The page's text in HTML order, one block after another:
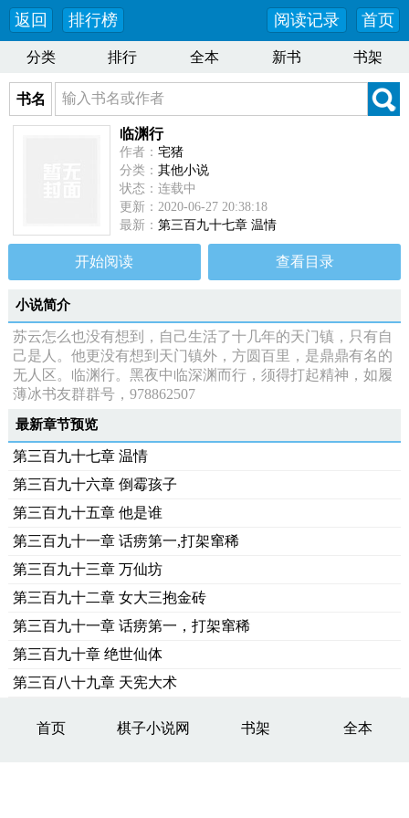
返回 排行榜 首页
阅读记录
分类 排行 全本 新书 书架
书名
临渊行
作者： 宅猪
分类： 其他小说
状态：连载中
更新：2020-06-27 20:38:18
最新： 第三百九十七章 温情
开始阅读 查看目录
小说简介
苏云怎么也没有想到，自己生活了十几年的天门镇，只有自
己是人。他更没有想到天门镇外，方圆百里，是鼎鼎有名的
无人区。临渊行。黑夜中临深渊而行，须得打起精神，如履
薄冰书友群群号，978862507
最新章节预览
第三百九十七章 温情
第三百九十六章 倒霉孩子
第三百九十五章 他是谁
第三百九十一章 话痨第一,打架窜稀
第三百九十三章 万仙坊
第三百九十二章 女大三抱金砖
第三百九十一章 话痨第一，打架窜稀
第三百九十章 绝世仙体
第三百八十九章 天宪大术
首页 棋子小说网 书架 全本